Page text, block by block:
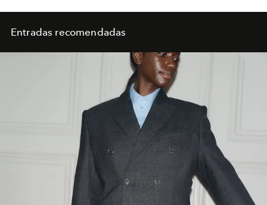
Entradas recomendadas